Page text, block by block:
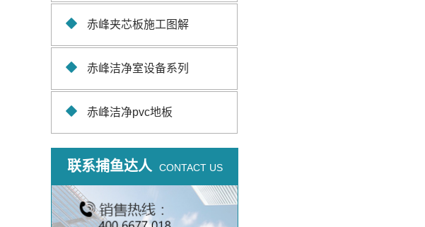
赤峰夹芯板施工图解
赤峰洁净室设备系列
赤峰洁净pvc地板
联系捕鱼达人 CONTACT US